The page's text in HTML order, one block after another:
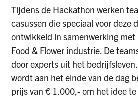
Tijdens de Hackathon werken
casussen die speciaal voor deze
ontwikkeld in samenwerking
Food & Flower industrie. De
door experts uit het
wordt aan het einde van de dag
prijs van € 1.000,- om het idee